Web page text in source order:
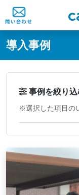
@ -0,0 +1,60 @@
導入事例
事例を絞り込
※選択した項目の